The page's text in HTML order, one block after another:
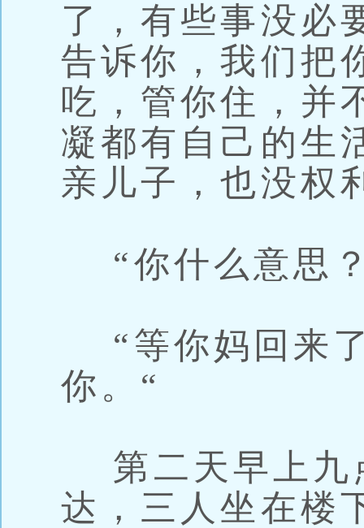
了，有些事没必
告诉你，我们把
吃，管你住，并
凝都有自己的生
亲儿子，也没权
“你什么意思
“等你妈回来
你。“
第二天早上九
达，三人坐在楼